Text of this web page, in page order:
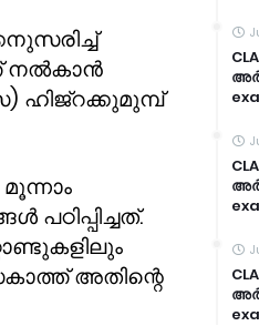
നൽകാൻ
ഹിജ്റക്കുമുമ്പ്
പഠിപ്പിച്ചത്.
അതിന്റെ